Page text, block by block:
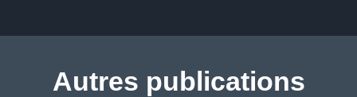
Autres publications